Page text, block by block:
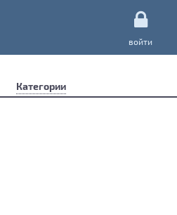
войти
Категории